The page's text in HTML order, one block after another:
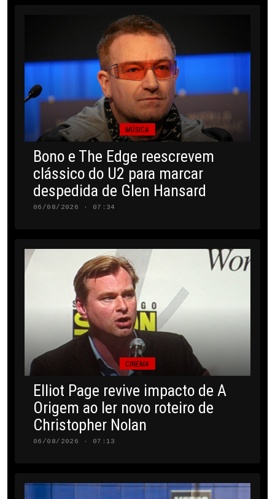
MÚSICA
Bono e The Edge reescrevem
clássico do U2 para marcar
despedida de Glen Hansard
06/08/2026 · 07:34
CINEMA
Elliot Page revive impacto de A
Origem ao ler novo roteiro de
Christopher Nolan
06/08/2026 · 07:13